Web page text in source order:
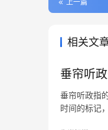
上一篇
相关文
垂帘听
垂帘听政指
时间的标记